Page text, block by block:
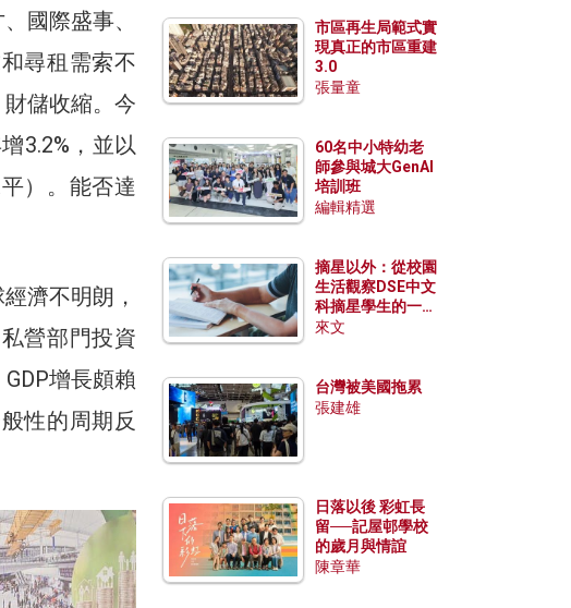
國際盛事、
尋租需索不
儲收縮。今
3.2%，並以
）。能否達
濟不明朗，
營部門投資
增長頗賴
性的周期反
市區再生局範式實
現真正的市區重建
3.0
張量童
60名中小特幼老
師參與城大GenAI
培訓班
編輯精選
摘星以外：從校園
生活觀察DSE中文
科摘星學生的一點
特質
來文
台灣被美國拖累
張建雄
日落以後 彩虹長
留──記屋邨學校
的歲月與情誼
陳章華